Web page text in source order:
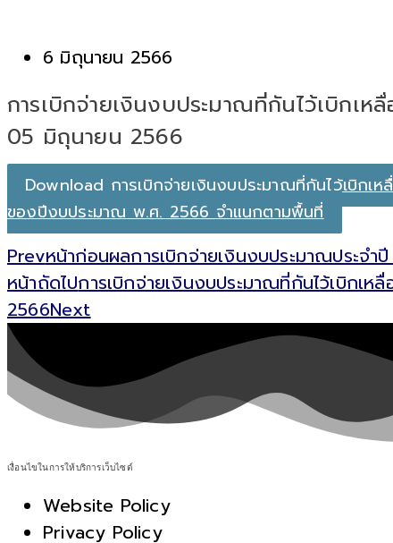
6 มิถุนายน 2566
การเบิกจ่ายเงินงบประมาณที่กันไว้เบิก
05 มิถุนายน 2566
Download การเบิกจ่ายเงินงบประมาณที่กันไว้เบิกเห
ของปีงบประมาณ พ.ศ. 2566 จำแนกตามพื้นที่
Prevหน้าก่อนผลการเบิกจ่ายเงินงบประมาณประ
หน้าถัดไปการเบิกจ่ายเงินงบประมาณที่กันไว้เบิก
2566Next
เงื่อนไขในการให้บริการเว็บไซต์
Website Policy
Privacy Policy